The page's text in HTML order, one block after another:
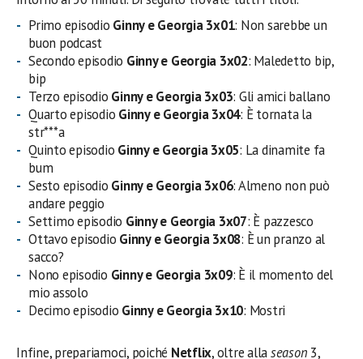
Primo episodio Ginny e Georgia 3x01: Non sarebbe un
buon podcast
Secondo episodio Ginny e Georgia 3x02: Maledetto bip,
bip
Terzo episodio Ginny e Georgia 3x03: Gli amici ballano
Quarto episodio Ginny e Georgia 3x04: È tornata la
str***a
Quinto episodio Ginny e Georgia 3x05: La dinamite fa
bum
Sesto episodio Ginny e Georgia 3x06: Almeno non può
andare peggio
Settimo episodio Ginny e Georgia 3x07: È pazzesco
Ottavo episodio Ginny e Georgia 3x08: È un pranzo al
sacco?
Nono episodio Ginny e Georgia 3x09: È il momento del
mio assolo
Decimo episodio Ginny e Georgia 3x10: Mostri
Infine, prepariamoci, poiché Netflix, oltre allaseason 3,